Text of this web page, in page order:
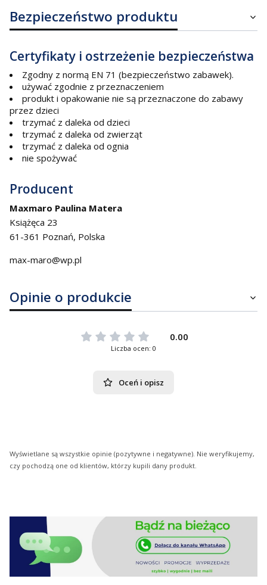
Bezpieczeństwo produktu
Certyfikaty i ostrzeżenie bezpieczeństwa
Zgodny z normą EN 71 (bezpieczeństwo zabawek).
używać zgodnie z przeznaczeniem
produkt i opakowanie nie są przeznaczone do zabawy
przez dzieci
trzymać z daleka od dzieci
trzymać z daleka od zwierząt
trzymać z daleka od ognia
nie spożywać
Producent
Maxmaro Paulina Matera
Książęca 23
61-361 Poznań, Polska
max-maro@wp.pl
Opinie o produkcie
0.00
Liczba ocen: 0
Oceń i opisz
Wyświetlane są wszystkie opinie (pozytywne i negatywne). Nie weryfikujemy,
czy pochodzą one od klientów, którzy kupili dany produkt.